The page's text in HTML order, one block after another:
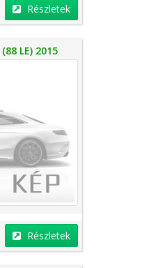
Részletek
(88 LE) 2015
Részletek